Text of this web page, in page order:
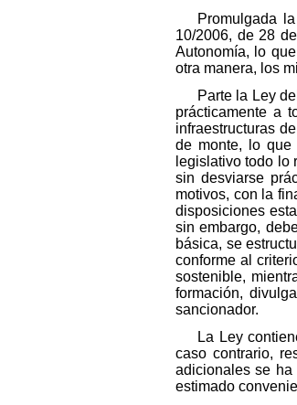
Promulgada
10/2006, de 28
Autonomía, lo
otra manera, los
Parte la Ley
prácticamente a
infraestructuras
de monte, lo que
legislativo todo lo
sin desviarse
motivos, con la
disposiciones
sin embargo,
básica, se
conforme al
sostenible,
formación,
sancionador.
La Ley
caso contrario,
adicionales se ha
estimado